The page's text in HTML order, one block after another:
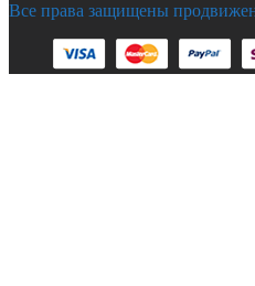
Все права защищены